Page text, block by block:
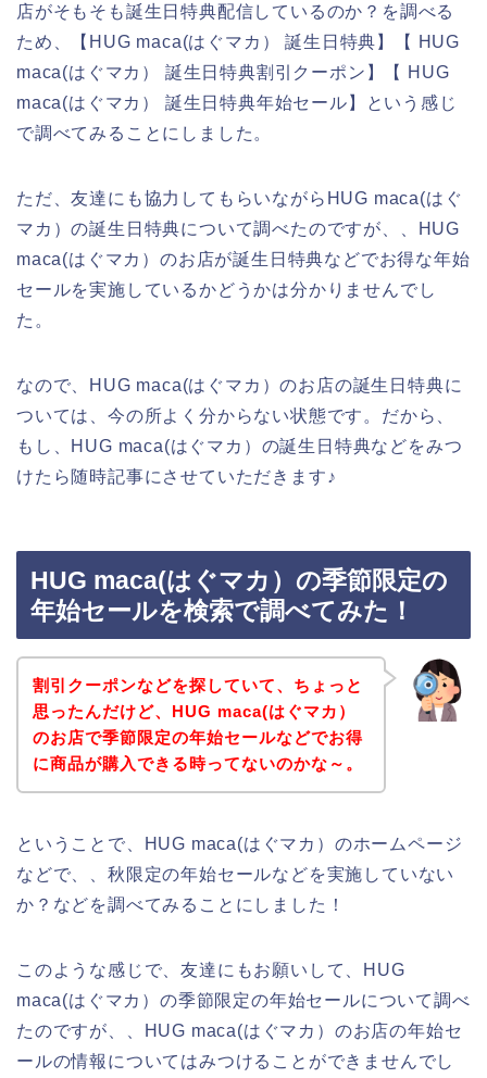
店がそもそも誕生日特典配信しているのか？を調べる
ため、【HUG maca(はぐマカ） 誕生日特典】【 HUG
maca(はぐマカ） 誕生日特典割引クーポン】【 HUG
maca(はぐマカ） 誕生日特典年始セール】という感じ
で調べてみることにしました。
ただ、友達にも協力してもらいながらHUG maca(はぐ
マカ）の誕生日特典について調べたのですが、、HUG
maca(はぐマカ）のお店が誕生日特典などでお得な年始
セールを実施しているかどうかは分かりませんでし
た。
なので、HUG maca(はぐマカ）のお店の誕生日特典に
ついては、今の所よく分からない状態です。だから、
もし、HUG maca(はぐマカ）の誕生日特典などをみつ
けたら随時記事にさせていただきます♪
HUG maca(はぐマカ）の季節限定の
年始セールを検索で調べてみた！
割引クーポンなどを探していて、ちょっと
思ったんだけど、HUG maca(はぐマカ）
のお店で季節限定の年始セールなどでお得
に商品が購入できる時ってないのかな～。
ということで、HUG maca(はぐマカ）のホームページ
などで、、秋限定の年始セールなどを実施していない
か？などを調べてみることにしました！
このような感じで、友達にもお願いして、HUG
maca(はぐマカ）の季節限定の年始セールについて調べ
たのですが、、HUG maca(はぐマカ）のお店の年始セ
ールの情報についてはみつけることができませんでし